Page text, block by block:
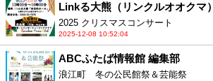
Linkる大熊（リンクルオオクマ）
2025 クリスマスコンサート
2025-12-08 10:52:04
ABCふたば情報館 編集部
浪江町 冬の公民館祭＆芸能祭